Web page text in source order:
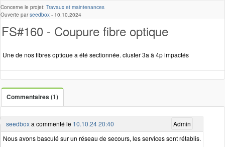
Concerne le projet: Travaux et maintenances
Ouverte parseedbox - 10.10.2024
FS#160 - Coupure fibre optique
Une de nos fibres optique a été sectionnée. cluster 3a à 4p impactés
Commentaires (1)
Admin
seedboxa commenté le 10.10.24 20:40
Nous avons basculé sur un réseau de secours, les services sont rétablis.